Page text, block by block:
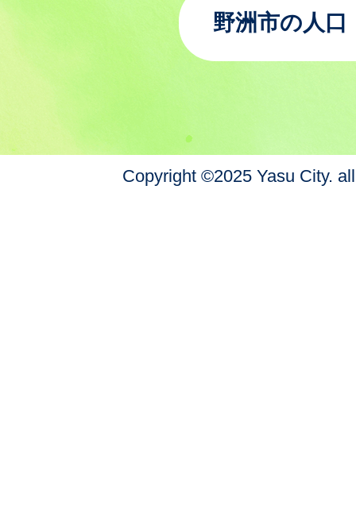
野洲市の人口
Copyright ©2025 Yasu City.